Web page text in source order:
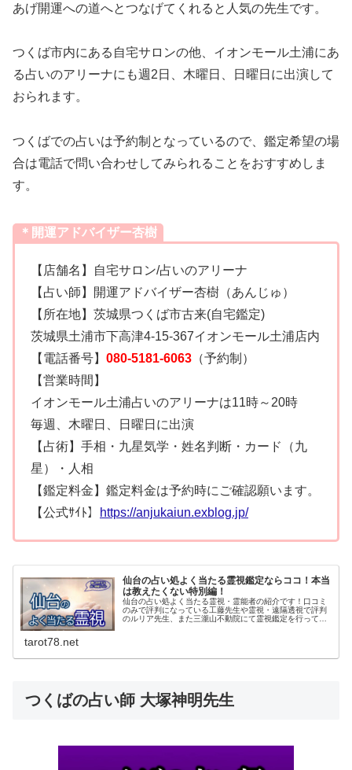
あげ開運への道へとつなげてくれると人気の先生です。
つくば市内にある自宅サロンの他、イオンモール土浦にあ
る占いのアリーナにも週2日、木曜日、日曜日に出演して
おられます。
つくばでの占いは予約制となっているので、鑑定希望の場
合は電話で問い合わせしてみられることをおすすめしま
す。
＊開運アドバイザー杏樹
【店舗名】自宅サロン/占いのアリーナ
【占い師】開運アドバイザー杏樹（あんじゅ）
【所在地】茨城県つくば市古来(自宅鑑定)
茨城県土浦市下高津4-15-367イオンモール土浦店内
【電話番号】 080-5181-6063 （予約制）
【営業時間】
イオンモール土浦占いのアリーナは11時～20時
毎週、木曜日、日曜日に出演
【占術】手相・九星気学・姓名判断・カード（九
星）・人相
【鑑定料金】鑑定料金は予約時にご確認願います。
【公式ｻｲﾄ】
https://anjukaiun.exblog.jp/
仙台の占い処よく当たる霊視鑑定ならココ！本当
は教えたくない特別編！
仙台の占い処よく当たる霊視・霊能者の紹介です！口コミ
のみで評判になっている工藤先生や霊視・遠隔透視で評判
のルリア先生、また三瀧山不動院にて霊視鑑定を行ってい
tarot78.net
つくばの占い師 大塚神明先生